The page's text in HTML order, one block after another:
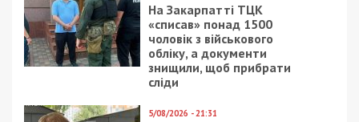
На Закарпатті ТЦК
«списав» понад 1500
чоловік з військового
обліку, а документи
знищили, щоб прибрати
сліди
5/08/2026 - 21:31